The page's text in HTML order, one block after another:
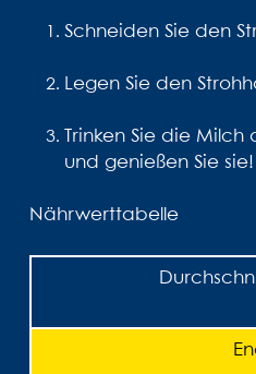
Schneiden Sie den
Legen Sie den
Trinken Sie die
und genießen Sie sie!
Nährwerttabelle